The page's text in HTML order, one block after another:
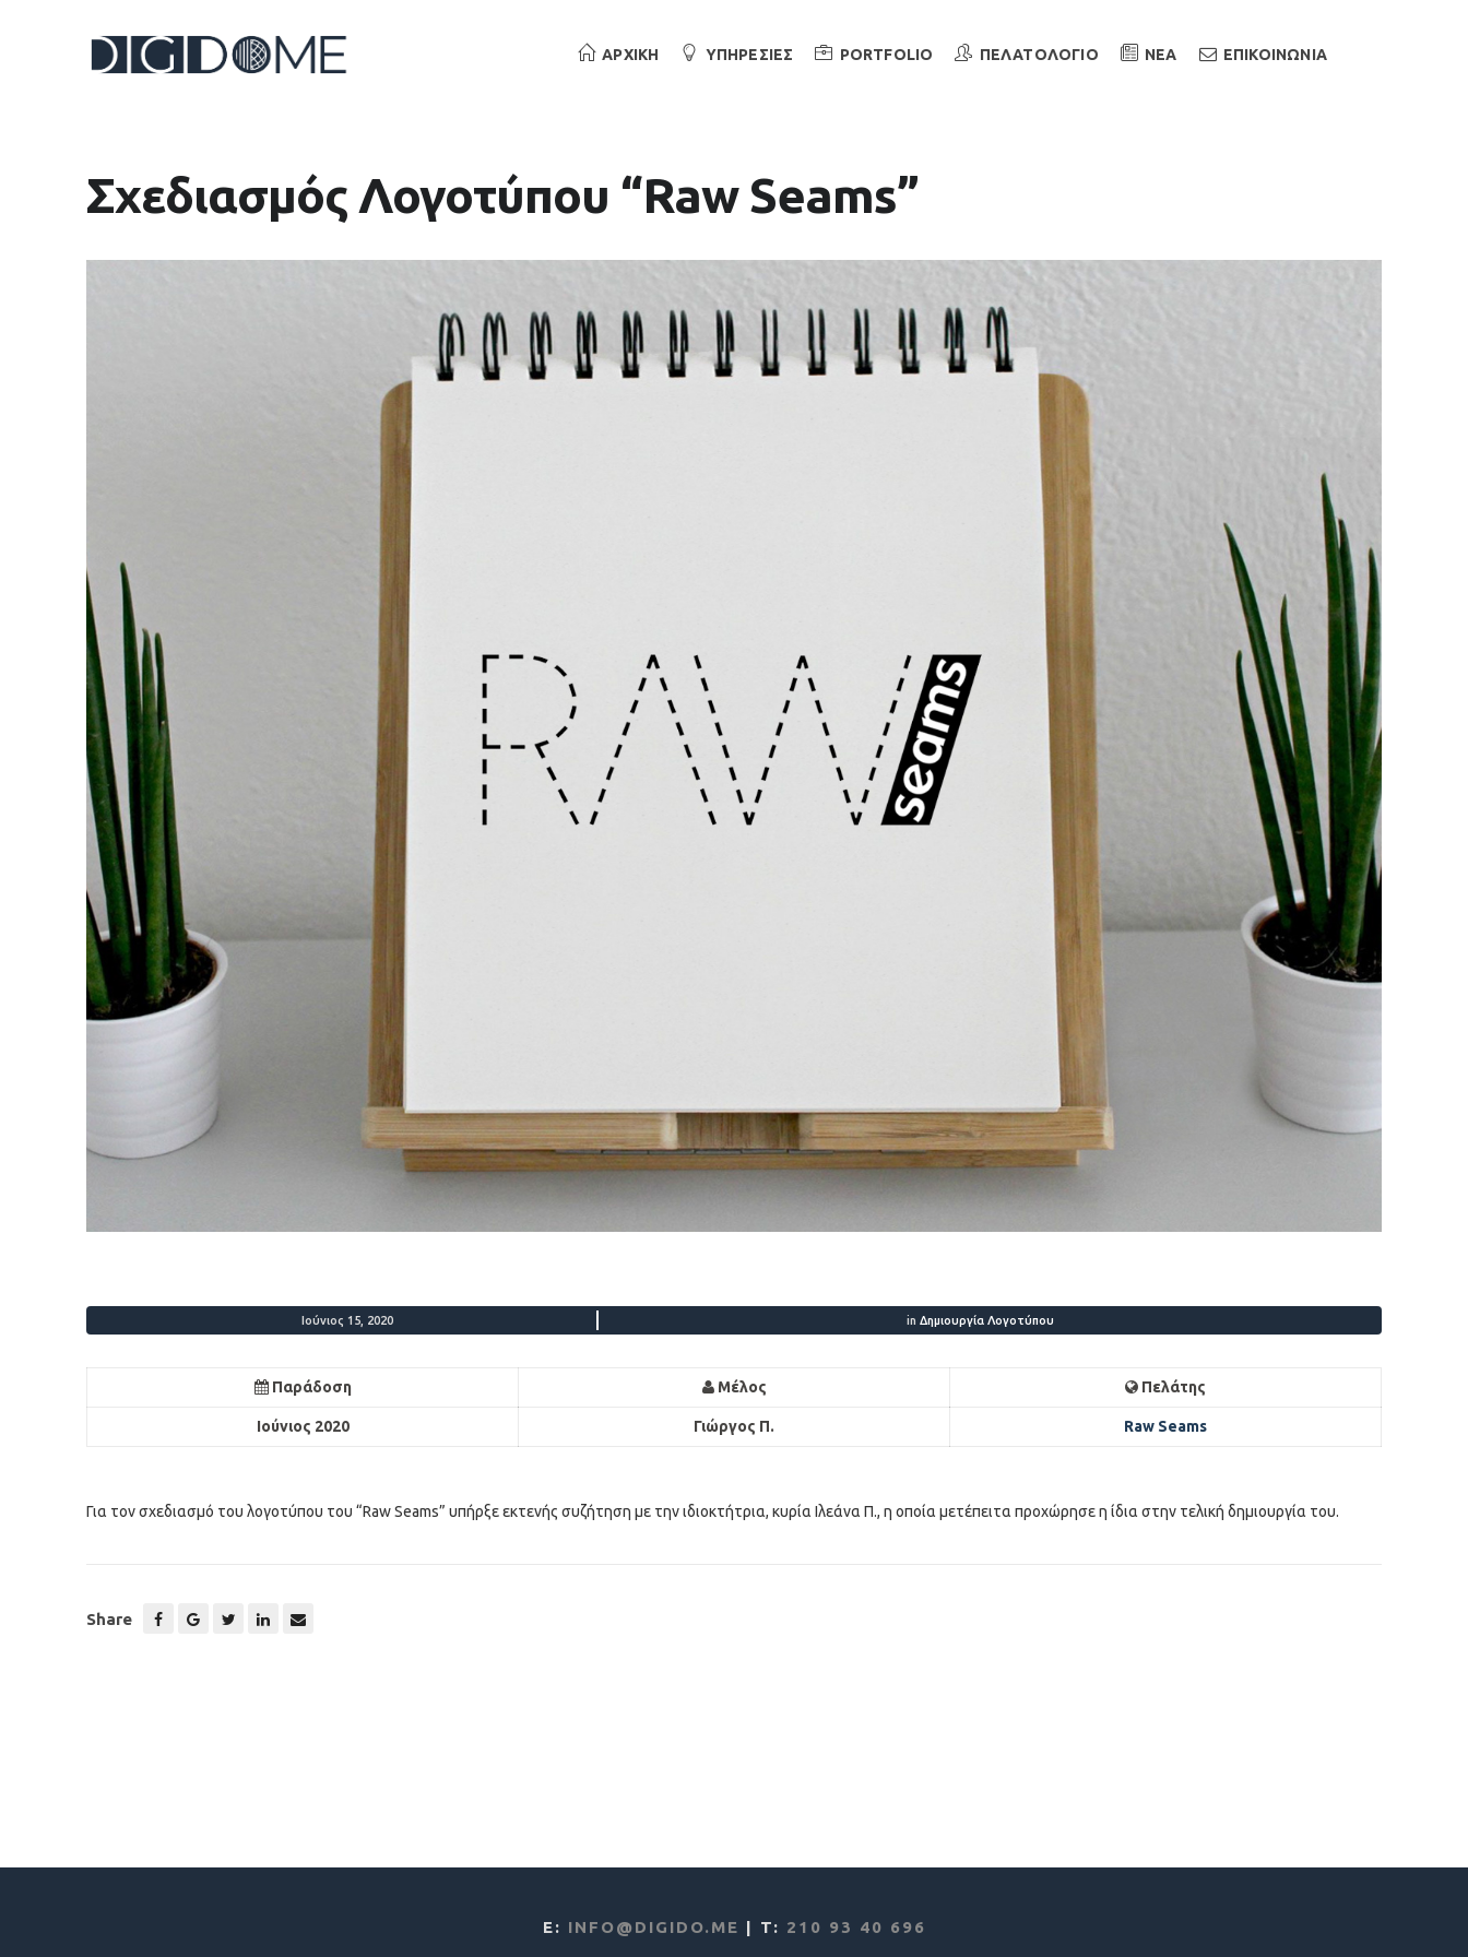
ΑΡΧΙΚΗ ΥΠΗΡΕΣΙΕΣ PORTFOLIO ΠΕΛΑΤΟΛΟΓΙΟ ΝΕΑ ΕΠΙΚΟΙΝΩΝΙΑ
Σχεδιασμός Λογοτύπου “Raw Seams”
Ιούνιος 15, 2020 in Δημιουργία Λογοτύπου
Παράδοση Μέλος Πελάτης
Ιούνιος 2020 Γιώργος Π. Raw Seams
Για τον σχεδιασμό του λογοτύπου του “Raw Seams” υπήρξε εκτενής συζήτηση με την ιδιοκτήτρια, κυρία Ιλεάνα Π., η οποία μετέπειτα προχώρησε η ίδια στην τελική δημιουργία του.
Share
E: INFO@DIGIDO.ME | T: 210 93 40 696